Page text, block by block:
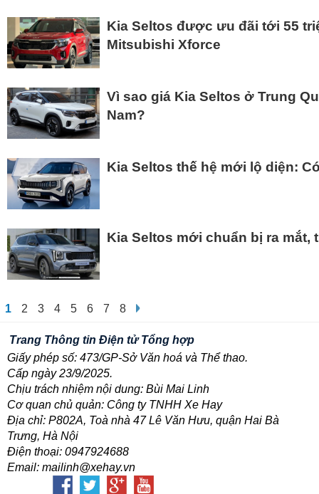
Kia Seltos được ưu đãi tới 55
Mitsubishi Xforce
Vì sao giá Kia Seltos ở Trung
Nam?
Kia Seltos thế hệ mới lộ diện:
Kia Seltos mới chuẩn bị ra mắt,
1 2 3 4 5 6 7 8
Trang Thông tin Điện tử Tổng hợp
Giấy phép số: 473/GP-Sở Văn hoá và Thể thao.
Cấp ngày 23/9/2025.
Chịu trách nhiệm nội dung: Bùi Mai Linh
Cơ quan chủ quản: Công ty TNHH Xe Hay
Địa chỉ: P802A, Toà nhà 47 Lê Văn Hưu, quận Hai Bà
Trưng, Hà Nội
Điện thoại: 0947924688
Email: mailinh@xehay.vn